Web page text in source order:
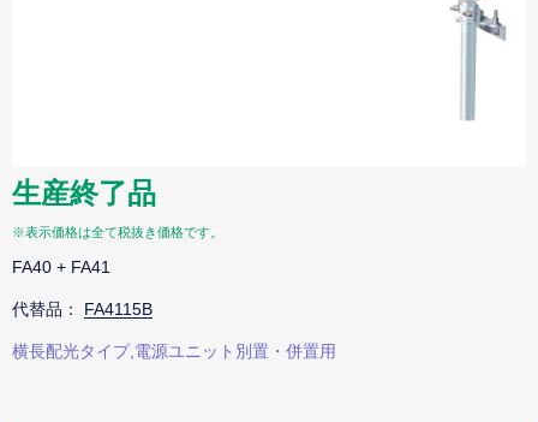
生産終了品
※表示価格は全て税抜き価格です。
FA40 + FA41
代替品： FA4115B
横長配光タイプ,電源ユニット別置・併置用